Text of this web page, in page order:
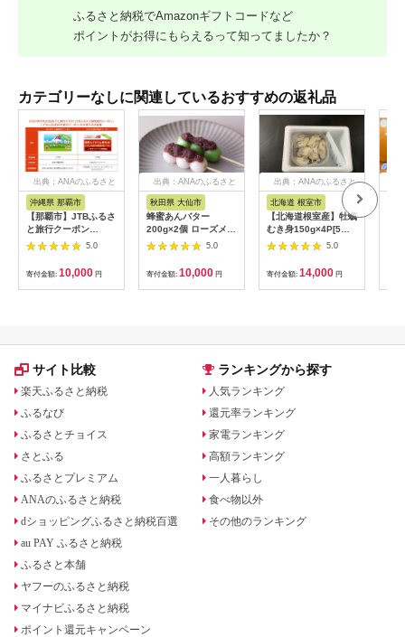
ふるさと納税でAmazonギフトコードなど
ポイントがお得にもらえるって知ってましたか？
カテゴリーなしに関連しているおすすめの返礼品
出典：ANAのふるさと
沖縄県 那覇市
【那覇市】JTBふるさ
と旅行クーポン
（3,000円分）有効期
間3年（Eメール発
行）｜旅行 トラベル
予約 国内旅行 JTB 宿
泊 観光 体験 旅行券
人気 おすすめ 旅行ク
ン ネット予約 電話 有
5.0
寄付金額: 10,000 円
出典：ANAのふるさと
秋田県 大仙市
蜂蜜あんバター
200g×2個 ローズメイ
[あんバター はちみ
つ 発酵バター あん
こ 水あめ不使用 秋
田県 大仙市]
5.0
寄付金額: 10,000 円
出典：ANAのふるさと
納税
北海道 根室市
【北海道根室産】牡蠣
むき身150g×4P[5月
下旬以降発送] A-
5.0
寄付金額: 14,000 円
サイト比較
楽天ふるさと納税
ふるなび
ふるさとチョイス
さとふる
ふるさとプレミアム
ANAのふるさと納税
dショッピングふるさと納税百選
au PAY ふるさと納税
ふるさと本舗
ヤフーのふるさと納税
マイナビふるさと納税
ポイント還元キャンペーン
ランキングから探す
人気ランキング
還元率ランキング
家電ランキング
高額ランキング
一人暮らし
食べ物以外
その他のランキング